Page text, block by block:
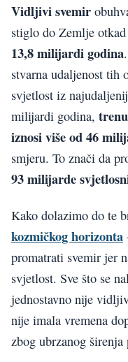
Vidljivi svemir
stiglo do Zemlje
13,8 milijardi godina
stvarna udaljenost tih
svjetlost iz
milijardi godina,
iznosi više od 46
smjeru. To znači da
93 milijarde
Kako dolazimo do te
kozmičkog horizonta
promatrati svemir jer
svjetlost. Sve što se
jednostavno nije
nije imala vremena
zbog ubrzanog širenja